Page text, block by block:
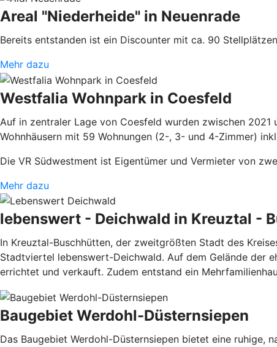
Areal "Niederheide" in Neuenrade
Bereits entstanden ist ein Discounter mit ca. 90
Mehr dazu
Westfalia Wohnpark in Coesfeld
Auf in zentraler Lage von Coesfeld wurden zwischen
Wohnhäusern mit 59 Wohnungen (2-, 3- und 4-Zimmer)
Die VR Südwestment ist Eigentümer und Vermieter von
Mehr dazu
lebenswert - Deichwald in Kreuztal -
In Kreuztal-Buschhütten, der zweitgrößten Stadt des
Stadtviertel lebenswert-Deichwald. Auf dem Gelände der
errichtet und verkauft. Zudem entstand ein
Baugebiet Werdohl-Düsternsiepen
Das Baugebiet Werdohl-Düsternsiepen bietet eine ruhige,